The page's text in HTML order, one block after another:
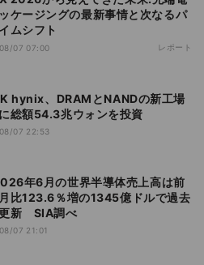
ケージングの最新事情と次なるパ
ムシフト
07 07:00 レポート
総額54.3兆ウォンを投資
07 22:53
比123.6％増の1345億ドルで過去
新 SIA調べ
07 21:01